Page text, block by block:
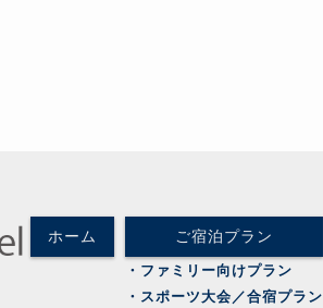
ホーム ご宿泊プラン
・ファミリー向けプラン
・スポーツ大会／合宿プラン